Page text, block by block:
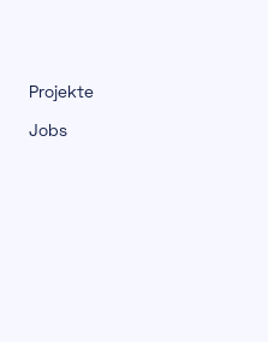
Projekte
Jobs